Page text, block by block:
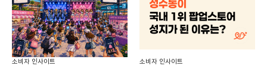
소비자 인사이트 소비자 인사이트